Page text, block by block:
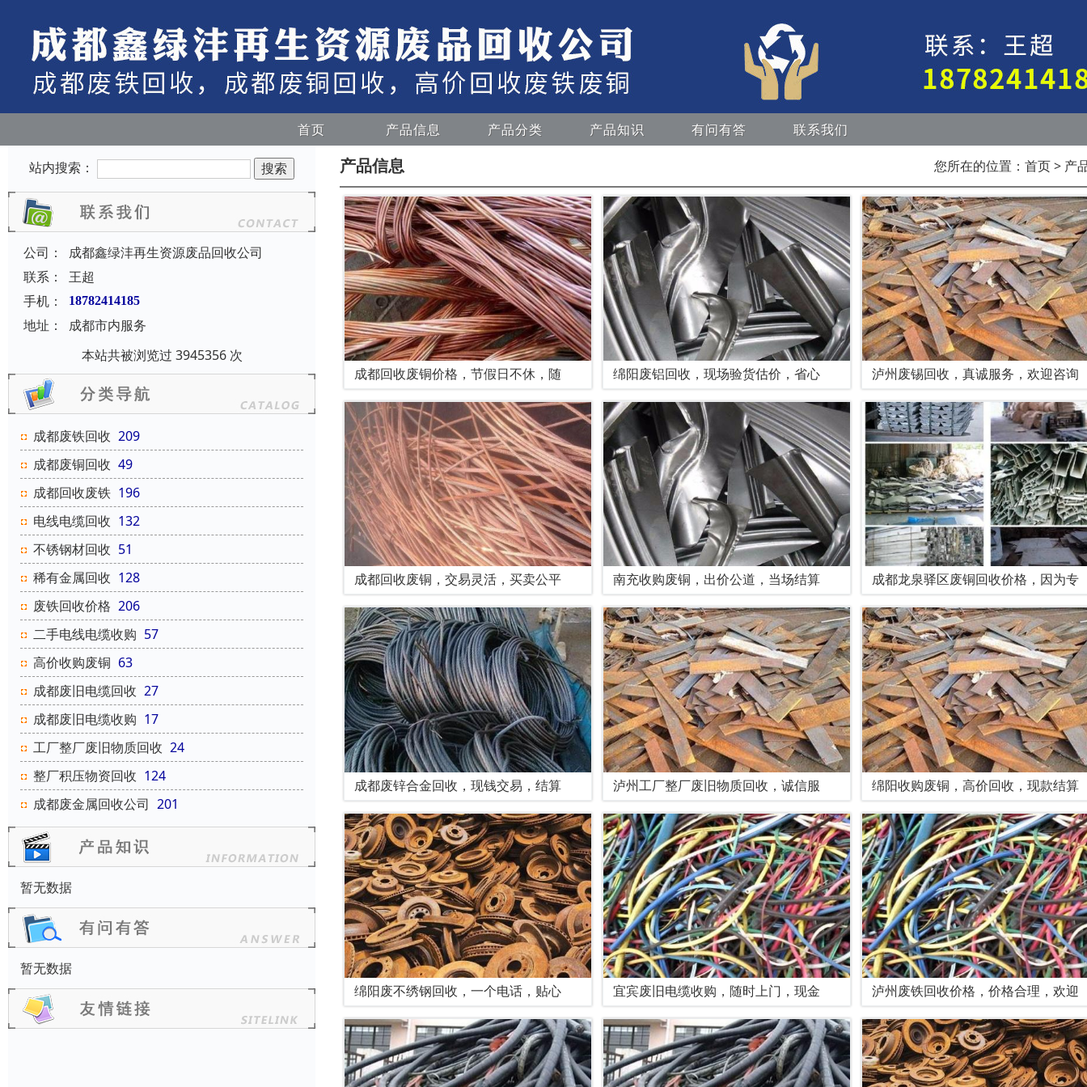
首页 产品信息 产品分类 产品知识 有问有答 联系我们
站内搜索：
公司：
成都鑫绿沣再生资源废品回收公司
联系：
王超
手机：
18782414185
地址：
成都市内服务
本站共被浏览过 3945356 次
成都废铁回收 209
成都废铜回收 49
成都回收废铁 196
电线电缆回收 132
不锈钢材回收 51
稀有金属回收 128
废铁回收价格 206
二手电线电缆收购 57
高价收购废铜 63
成都废旧电缆回收 27
成都废旧电缆收购 17
工厂整厂废旧物质回收 24
整厂积压物资回收 124
成都废金属回收公司 201
暂无数据
暂无数据
产品信息 您所在的位置： 首页> 产
成都回收废铜价格，节假日不休，随 绵阳废铝回收，现场验货估价，省心 泸州废锡回收，真诚服务，欢迎咨询
成都回收废铜，交易灵活，买卖公平 南充收购废铜，出价公道，当场结算 成都龙泉驿区废铜回收价格，因为专
成都废锌合金回收，现钱交易，结算 泸州工厂整厂废旧物质回收，诚信服 绵阳收购废铜，高价回收，现款结算
绵阳废不绣钢回收，一个电话，贴心 宜宾废旧电缆收购，随时上门，现金 泸州废铁回收价格，价格合理，欢迎